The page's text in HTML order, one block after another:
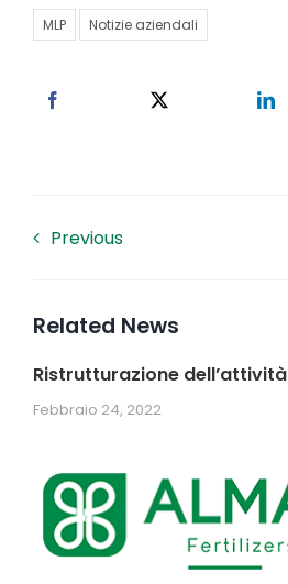
Contatti
MLP Notizie aziendali
Previous
Related News
Ristrutturazione dell’attività
Febbraio 24, 2022